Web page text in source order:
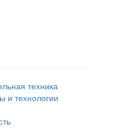
техника
технологии